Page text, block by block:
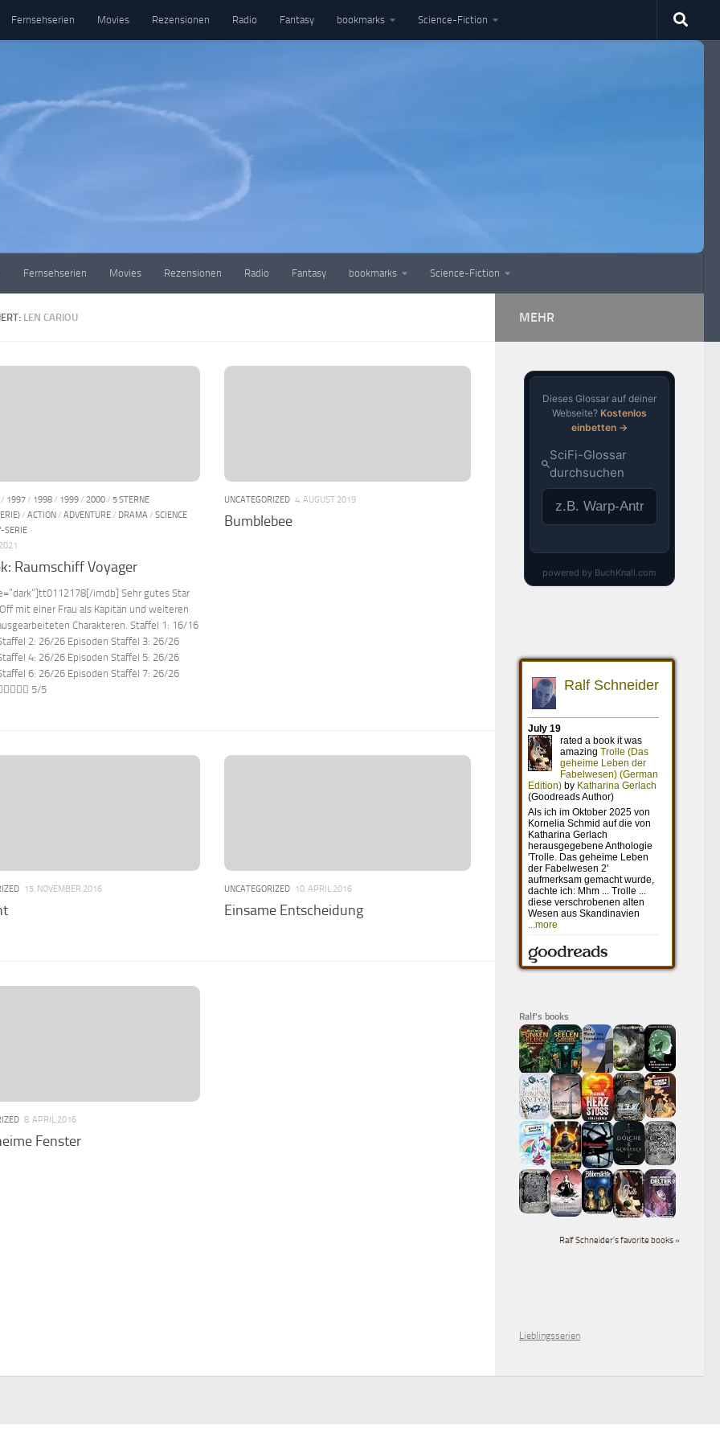
Fernsehserien Movies Rezensionen Radio Fantasy bookmarks Science-Fiction
Fernsehserien Movies Rezensionen Radio Fantasy bookmarks Science-Fiction
LEN CARIOU
/ 1997/ 1998/ 1999/ 2000/ 5 STERNE
/ ACTION/ ADVENTURE/ DRAMA / SCIENCE
SERIE
Raumschiff Voyager
imdb] Sehr gutes Star
mit einer Frau als Kapitän und weiteren
Charakteren. Staffel 1: 16/16
2: 26/26 Episoden Staffel 3: 26/26
4: 26/26 Episoden Staffel 5: 26/26
6: 26/26 Episoden Staffel 7: 26/26
5/5
UNCATEGORIZED 4. AUGUST 2019
Bumblebee
15. NOVEMBER 2016 UNCATEGORIZED 10. APRIL 2016
Einsame Entscheidung
8. APRIL 2016
Fenster
MEHR
Ralf's books
Ralf Schneider's favorite books »
Lieblingsserien